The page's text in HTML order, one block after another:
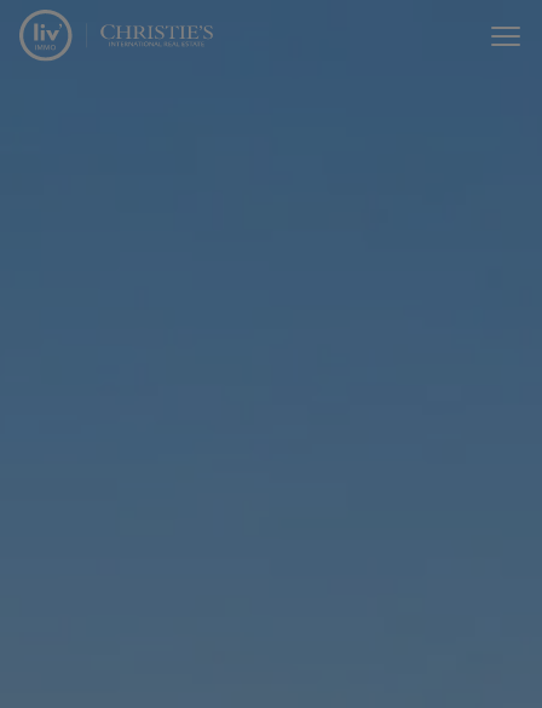
Menu overslaan en naar de inhoud gaan